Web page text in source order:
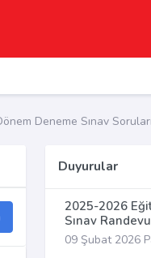
Deneme Sınav Soruları
Duyurular
2025-2026
Sınav
09 Şubat 2026